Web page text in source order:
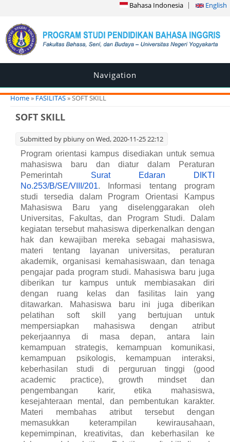
Bahasa Indonesia English
Navigation
You are here
Home»FASILITAS» SOFT SKILL
SOFT SKILL
Submitted by pbiunyon Wed, 2020-11-25 22:12
Program orientasi kampus disediakan untuk semua
mahasiswa baru dan diatur dalam Peraturan
Pemerintah Surat Edaran DIKTI
No.253/B/SE/VIII/201. Informasi tentang program
studi tersedia dalam Program Orientasi Kampus
Mahasiswa Baru yang diselenggarakan oleh
Universitas, Fakultas, dan Program Studi. Dalam
kegiatan tersebut mahasiswa diperkenalkan dengan
hak dan kewajiban mereka sebagai mahasiswa,
materi tentang layanan universitas, peraturan
akademik, organisasi kemahasiswaan, dan tenaga
pengajar pada program studi. Mahasiswa baru juga
diberikan tur kampus untuk membiasakan diri
dengan ruang kelas dan fasilitas lain yang
ditawarkan. Mahasiswa baru ini juga diberikan
pelatihan soft skill yang bertujuan untuk
mempersiapkan mahasiswa dengan atribut
pekerjaannya di masa depan, antara lain
kemampuan strategis, kemampuan komunikasi,
kemampuan psikologis, kemampuan interaksi,
keberhasilan studi di perguruan tinggi (good
academic practice), growth mindset dan
pengembangan karir, etika mahasiswa,
kesejahteraan mental, dan pembentukan karakter.
Materi membahas atribut tersebut dengan
memasukkan keterampilan kewirausahaan,
kepemimpinan, kreativitas, dan keberhasilan ke